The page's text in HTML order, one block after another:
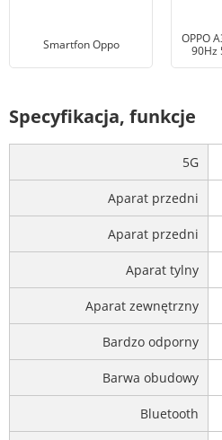
Smartfon Oppo
OPPO
90Hz
Specyfikacja, funkcje
5G
Aparat przedni
Aparat przedni
Aparat tylny
Aparat zewnętrzny
Bardzo odporny
Barwa obudowy
Bluetooth